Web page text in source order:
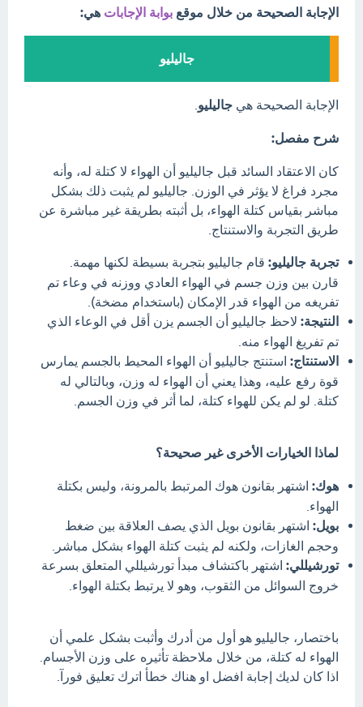
الإجابة الصحيحة من خلال موقع بوابة الإجابات هي:
جاليليو
الإجابة الصحيحة هي جاليليو
شرح مفصل:
كان الاعتقاد السائد قبل جاليليو أن الهواء لا كتلة له، وأنه
مجرد فراغ لا يؤثر في الوزن. جاليليو لم يثبت ذلك بشكل
مباشر بقياس كتلة الهواء، بل أثبته بطريقة غير مباشرة عن
طريق التجربة والاستنتاج.
تجربة جاليليو: قام جاليليو بتجربة بسيطة لكنها مهمة.
قارن بين وزن جسم في الهواء العادي ووزنه في وعاء تم
تفريغه من الهواء قدر الإمكان (باستخدام مضخة).
النتيجة: لاحظ جاليليو أن الجسم يزن أقل في الوعاء الذي
تم تفريغ الهواء منه.
الاستنتاج: استنتج جاليليو أن الهواء المحيط بالجسم يمارس
قوة رفع عليه، وهذا يعني أن الهواء له وزن، وبالتالي له
كتلة. لو لم يكن للهواء كتلة، لما أثر في وزن الجسم.
لماذا الخيارات الأخرى غير صحيحة؟
هوك: اشتهر بقانون هوك المرتبط بالمرونة، وليس بكتلة
الهواء.
بويل: اشتهر بقانون بويل الذي يصف العلاقة بين ضغط
وحجم الغازات، ولكنه لم يثبت كتلة الهواء بشكل مباشر.
تورشيللي: اشتهر باكتشاف مبدأ تورشيللي المتعلق بسرعة
خروج السوائل من الثقوب، وهو لا يرتبط بكتلة الهواء.
باختصار، جاليليو هو أول من أدرك وأثبت بشكل علمي أن
الهواء له كتلة، من خلال ملاحظة تأثيره على وزن الأجسام.
اذا كان لديك إجابة افضل او هناك خطأ اترك تعليق فورآ.